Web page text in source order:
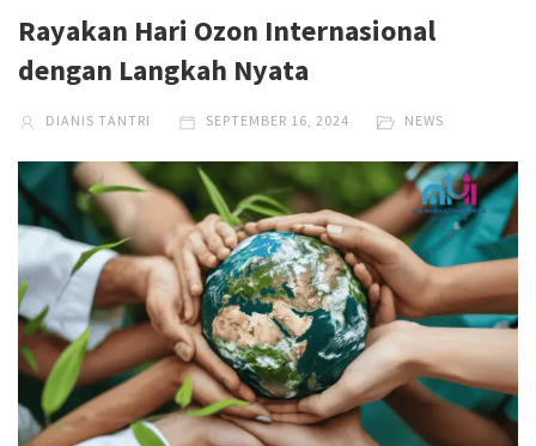
Rayakan Hari Ozon Internasional
dengan Langkah Nyata
DIANIS TANTRI SEPTEMBER 16, 2024 NEWS